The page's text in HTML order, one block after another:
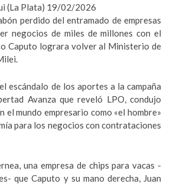
(La Plata) 19/02/2026
perdido del entramado de empresas
negocios de miles de millones con el
Caputo lograra volver al Ministerio de
escándalo de los aportes a la campaña
Avanza que reveló LPO, condujo
el mundo empresario como «el hombre»
para los negocios con contrataciones
una empresa de chips para vacas -
que Caputo y su mano derecha, Juan